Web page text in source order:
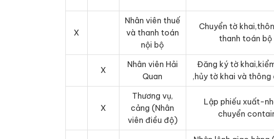
X
Nhân viên thuế
và thanh toán
nội bộ
Chuyển tờ
thanh toán bộ
X
Nhân viên Hải
Quan
Đăng ký tờ
,hủy tờ khai và thông
X
Thương vụ,
cảng (Nhân
viên điều độ)
Lập phiếu xuất-
chuyển